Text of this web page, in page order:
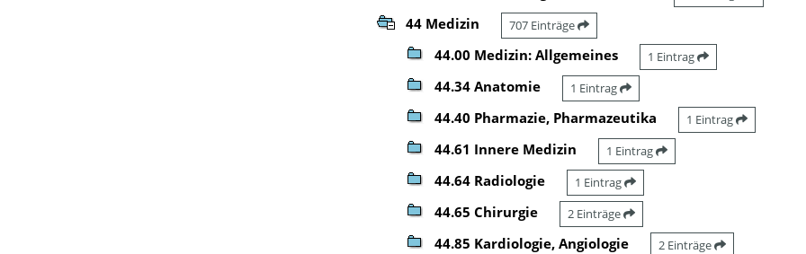
44 Medizin 707 Einträge
44.00 Medizin: Allgemeines 1 Eintrag
44.34 Anatomie 1 Eintrag
44.40 Pharmazie, Pharmazeutika 1 Eintrag
44.61 Innere Medizin 1 Eintrag
44.64 Radiologie 1 Eintrag
44.65 Chirurgie 2 Einträge
44.85 Kardiologie, Angiologie 2 Einträge